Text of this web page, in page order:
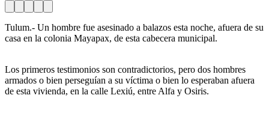
Tulum.- Un hombre fue asesinado a balazos esta noche, afuera de su
casa en la colonia Mayapax, de esta cabecera municipal.
Los primeros testimonios son contradictorios, pero dos hombres
armados o bien perseguían a su víctima o bien lo esperaban afuera
de esta vivienda, en la calle Lexiú, entre Alfa y Osiris.